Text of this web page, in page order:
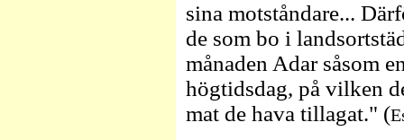
sina motståndare...
de som bo i
månaden Adar såsom
högtidsdag, på vilken
mat de hava tillagat." (